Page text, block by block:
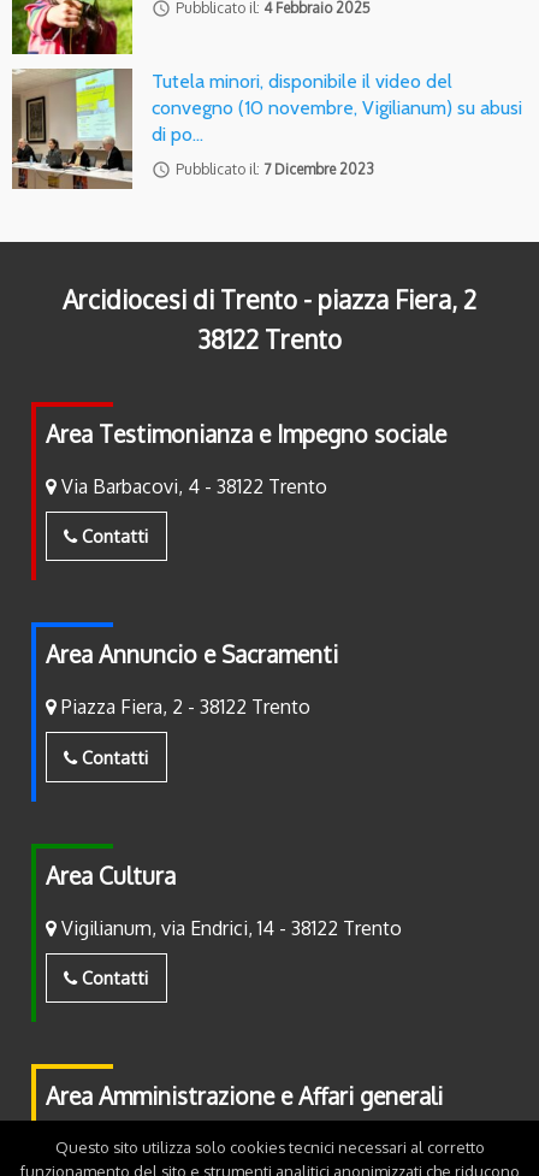
access_time Pubblicato il: 4 Febbraio 2025
Tutela minori, disponibile il video del
convegno (10 novembre, Vigilianum) su abusi
di po…
access_time Pubblicato il: 7 Dicembre 2023
Arcidiocesi di Trento - piazza Fiera, 2
38122 Trento
Area Testimonianza e Impegno sociale
Via Barbacovi, 4 - 38122 Trento
Contatti
Area Annuncio e Sacramenti
Piazza Fiera, 2 - 38122 Trento
Contatti
Area Cultura
Vigilianum, via Endrici, 14 - 38122 Trento
Contatti
Area Amministrazione e Affari generali
Piazza Fiera, 2 - 38122 Trento
Questo sito utilizza solo cookies tecnici necessari al corretto
funzionamento del sito e strumenti analitici anonimizzati che riducono